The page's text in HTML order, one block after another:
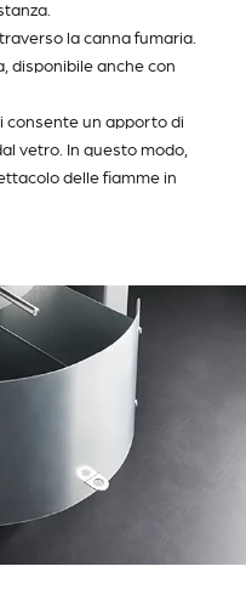
la canna fumaria.
disponibile anche con
consente un apporto di
vetro. In questo modo,
delle fiamme in